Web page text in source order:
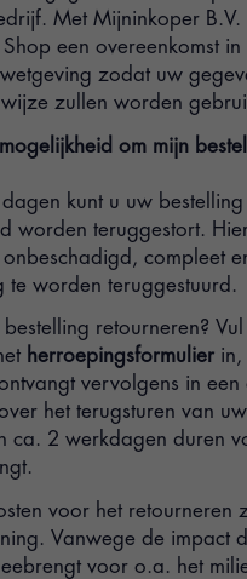
Met Mijninkoper B.V.
een overeenkomst in
zodat uw
zullen worden
om mijn
kunt u uw bestelling
worden teruggestort.
compleet
te worden teruggestuurd.
retourneren?
herroepingsformulier in,
vervolgens in een
het terugsturen van
ca. 2 werkdagen duren
voor het retourneren
Vanwege de impact
voor o.a. het